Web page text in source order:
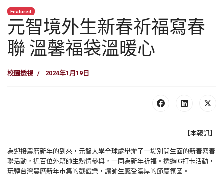
Featured
元智境外生新春祈福寫春
聯 溫馨福袋溫暖心
校園透視 2024年1月19日
【本報訊】
為迎接農曆新年的到來，元智大學全球處舉辦了一場別開生面的新春寫春
聯活動，近百位外籍師生熱情參與，一同為新年祈福。透過IG打卡活動，
玩轉台灣農曆新年市集的戳戳樂，讓師生感受濃厚的節慶氛圍。